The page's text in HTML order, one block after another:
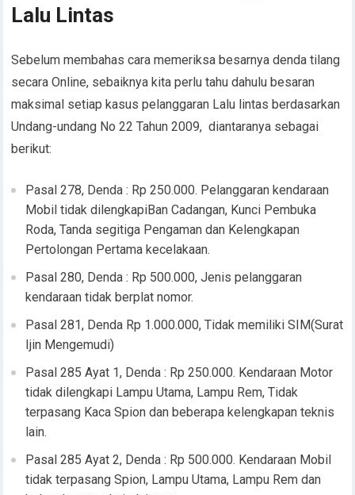
Lalu Lintas
Sebelum membahas cara memeriksa besarnya denda tilang
secara Online, sebaiknya kita perlu tahu dahulu besaran
maksimal setiap kasus pelanggaran Lalu lintas berdasarkan
Undang-undang No 22 Tahun 2009, diantaranya sebagai
berikut:
Pasal 278, Denda : Rp 250.000. Pelanggaran kendaraan
Mobil tidak dilengkapiBan Cadangan, Kunci Pembuka
Roda, Tanda segitiga Pengaman dan Kelengkapan
Pertolongan Pertama kecelakaan.
Pasal 280, Denda : Rp 500.000, Jenis pelanggaran
kendaraan tidak berplat nomor.
Pasal 281, Denda Rp 1.000.000, Tidak memiliki SIM(Surat
Ijin Mengemudi)
Pasal 285 Ayat 1, Denda : Rp 250.000. Kendaraan Motor
tidak dilengkapi Lampu Utama, Lampu Rem, Tidak
terpasang Kaca Spion dan beberapa kelengkapan teknis
lain.
Pasal 285 Ayat 2, Denda : Rp 500.000. Kendaraan Mobil
tidak terpasang Spion, Lampu Utama, Lampu Rem dan